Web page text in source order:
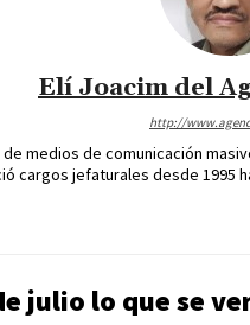
Elí Joacim del
http://
medios de comunicación
cargos jefaturales desde
julio lo que se